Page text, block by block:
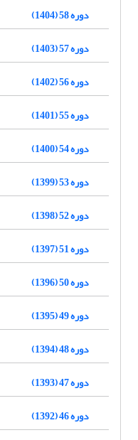
دوره 58 (1404)
دوره 57 (1403)
دوره 56 (1402)
دوره 55 (1401)
دوره 54 (1400)
دوره 53 (1399)
دوره 52 (1398)
دوره 51 (1397)
دوره 50 (1396)
دوره 49 (1395)
دوره 48 (1394)
دوره 47 (1393)
دوره 46 (1392)